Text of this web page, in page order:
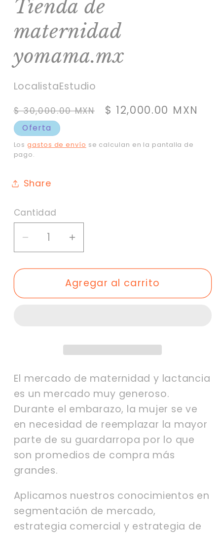
Tienda de
maternidad
yomama.mx
LocalistaEstudio
Precio
habitual
$ 30,000.00 MXN
Precio
$ 12,000.00 MXN
Oferta
Losgastos de envío se calculan en la pantalla de
pago.
Share
Cantidad
Cantidad
Reducir
cantidad
para
de
Aumentar
cantidad
para
Tienda
de
Agregar al carrito
El mercado de maternidad y lactancia
es un mercado muy generoso.
Durante el embarazo, la mujer se ve
en necesidad de reemplazar la mayor
parte de su guardarropa por lo que
son promedios de compra más
grandes.
Aplicamos nuestros conocimientos en
segmentación de mercado,
estrategia comercial y estrategia de